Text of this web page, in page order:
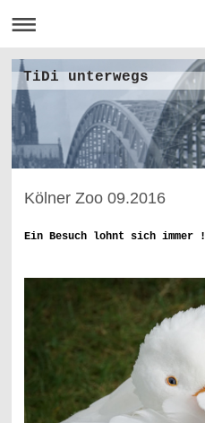
TiDi unterwegs
Kölner Zoo 09.2016
Ein Besuch lohnt sich immer !